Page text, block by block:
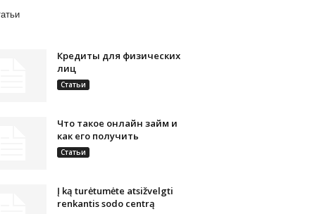
Кредиты для физических
лиц
Статьи
Что такое онлайн займ и
как его получить
Статьи
Į ką turėtumėte atsižvelgti
renkantis sodo centrą